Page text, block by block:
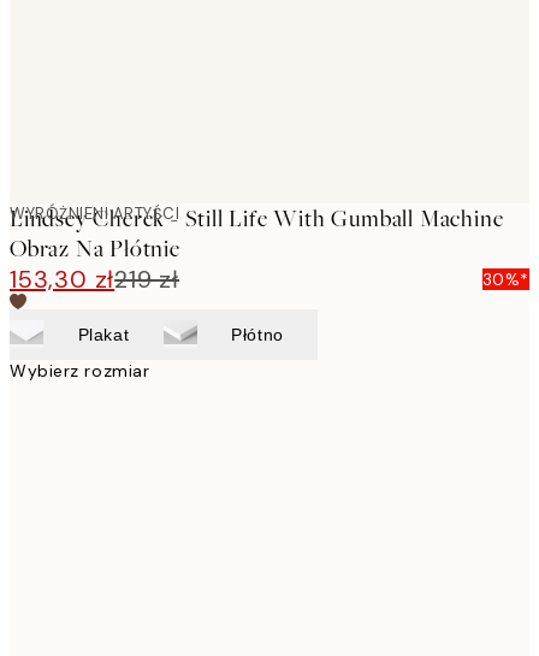
WYRÓŻNIENI ARTYŚCI
Lindsey Cherek - Still Life With Gumball Machine
Obraz Na Płótnie
153,30 zł219 zł 30%*
Plakat Płótno
Wybierz rozmiar